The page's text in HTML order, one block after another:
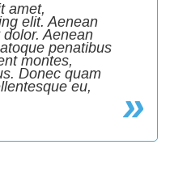
amet,
elit. Aenean
Aenean
penatibus
montes,
Donec quam
eu,